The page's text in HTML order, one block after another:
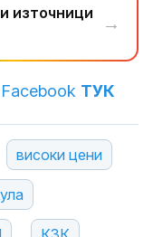
източници
→
ТУК
високи цени